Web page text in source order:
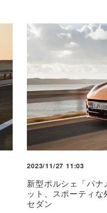
2023/11/27 11:03
新型ポルシェ「パ
ット、スポーティ
セダン